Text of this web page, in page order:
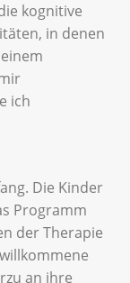
kognitive
in denen
ich
Die Kinder
Programm
der Therapie
an ihre